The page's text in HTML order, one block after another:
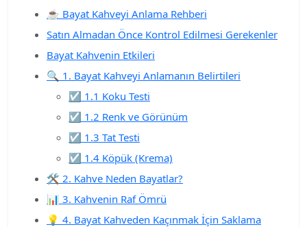
☕ Bayat Kahveyi Anlama Rehberi
Satın Almadan Önce Kontrol Edilmesi Gerekenler
Bayat Kahvenin Etkileri
🔍 1. Bayat Kahveyi Anlamanın Belirtileri
☑️ 1.1 Koku Testi
☑️ 1.2 Renk ve Görünüm
☑️ 1.3 Tat Testi
☑️ 1.4 Köpük (Krema)
🛠 2. Kahve Neden Bayatlar?
📊 3. Kahvenin Raf Ömrü
💡 4. Bayat Kahveden Kaçınmak İçin Saklama